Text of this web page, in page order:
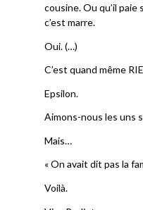
cousine. Ou qu’il
c’est marre.
Oui. (…)
C’est quand même
Epsilon.
Aimons-nous les uns
Mais…
« On avait dit pas la
Voilà.